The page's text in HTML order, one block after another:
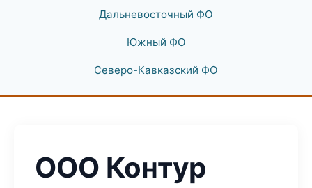
Дальневосточный ФО
Южный ФО
Северо-Кавказский ФО
ООО Контур